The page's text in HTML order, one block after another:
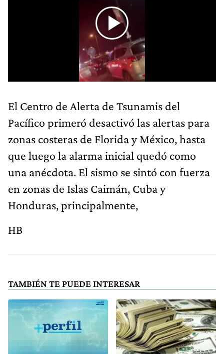
El Centro de Alerta de Tsunamis del
Pacífico primeró desactivó las alertas para
zonas costeras de Florida y México, hasta
que luego la alarma inicial quedó como
una anécdota. El sismo se sintó con fuerza
en zonas de Islas Caimán, Cuba y
Honduras, principalmente,
HB
TAMBIÉN TE PUEDE INTERESAR